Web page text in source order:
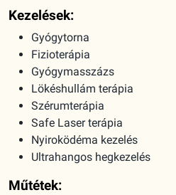
Kezelések:
Gyógytorna
Fizioterápia
Gyógymasszázs
Lökéshullám terápia
Szérumterápia
Safe Laser terápia
Nyiroködéma kezelés
Ultrahangos hegkezelés
Műtétek: